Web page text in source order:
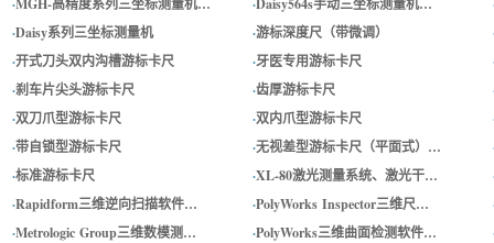
·MGH-高精度系列三坐标测量机… ·Daisy564s手动三坐标测量机…
·Daisy系列三坐标测量机 ·游标深度尺（带微调）
·开式刀头双内沟槽游标卡尺 ·牙医专用游标卡尺
·刹车片尖头游标卡尺 ·齿厚游标卡尺
·双刀爪型游标卡尺 ·双内爪型游标卡尺
·带自锁型游标卡尺 ·无视差型游标卡尺（平面式）…
·标准游标卡尺 ·XL-80激光测量系统、激光干…
·Rapidform三维逆向扫描软件… ·PolyWorks Inspector三维尺…
·Metrologic Group三维数模测… ·PolyWorks三维曲面检测软件…